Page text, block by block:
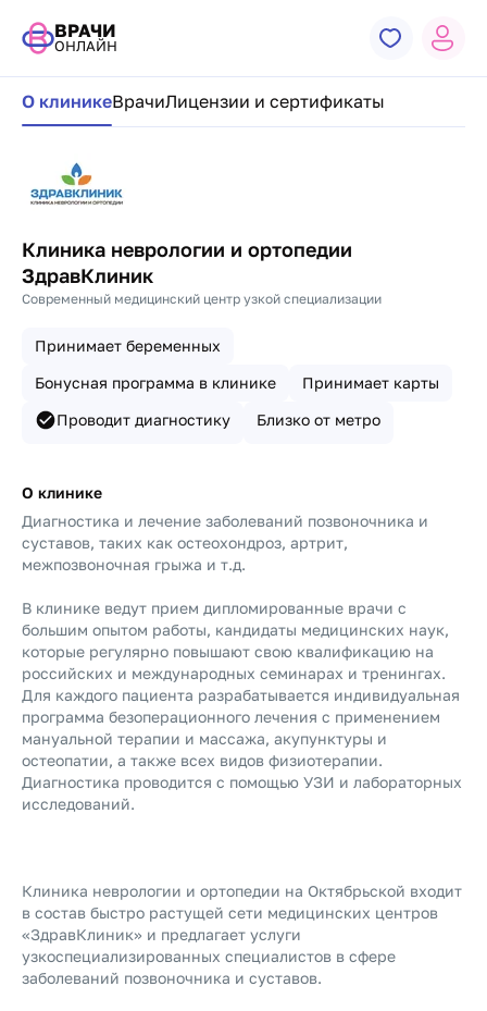
ВРАЧИ
ОНЛАЙН
Навигация по странице клиники
О клиникеВрачиЛицензии и сертификаты
Клиника неврологии и ортопедии
ЗдравКлиник
Современный медицинский центр узкой специализации
Принимает беременных
Бонусная программа в клинике
Принимает карты
Проводит диагностику
Близко от метро
О клинике
Диагностика и лечение заболеваний позвоночника и
суставов, таких как остеохондроз, артрит,
межпозвоночная грыжа и т.д.
В клинике ведут прием дипломированные врачи с
большим опытом работы, кандидаты медицинских наук,
которые регулярно повышают свою квалификацию на
российских и международных семинарах и тренингах.
Для каждого пациента разрабатывается индивидуальная
программа безоперационного лечения с применением
мануальной терапии и массажа, акупунктуры и
остеопатии, а также всех видов физиотерапии.
Диагностика проводится с помощью УЗИ и лабораторных
исследований.
Клиника неврологии и ортопедии на Октябрьской входит
в состав быстро растущей сети медицинских центров
«ЗдравКлиник» и предлагает услуги
узкоспециализированных специалистов в сфере
заболеваний позвоночника и суставов.